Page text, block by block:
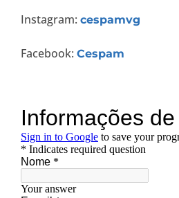
Instagram: cespamvg
Facebook: Cespam